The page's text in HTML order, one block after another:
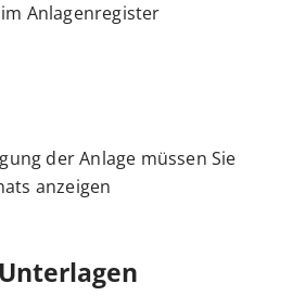
Anlagenregister
der Anlage müssen Sie
anzeigen.